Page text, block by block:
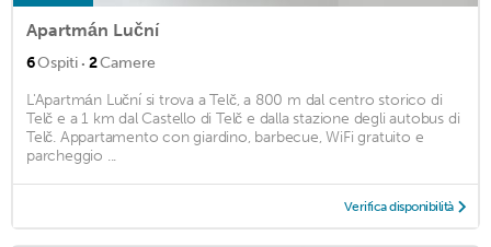
Apartmán Luční
6Ospiti · 2Camere
L'Apartmán Luční si trova a Telč, a 800 m dal centro storico di
Telč e a 1 km dal Castello di Telč e dalla stazione degli autobus di
Telč. Appartamento con giardino, barbecue, WiFi gratuito e
parcheggio ...
Verifica disponibilità